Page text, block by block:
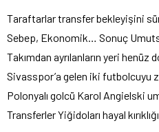
Taraftarlar transfer bekleyişini
Sebep, Ekonomik… Sonuç
Takımdan ayrılanların yeri henüz
Sivasspor’a gelen iki futbolcuyu
Polonyalı golcü Karol Angielski
Transferler Yiğidoları hayal